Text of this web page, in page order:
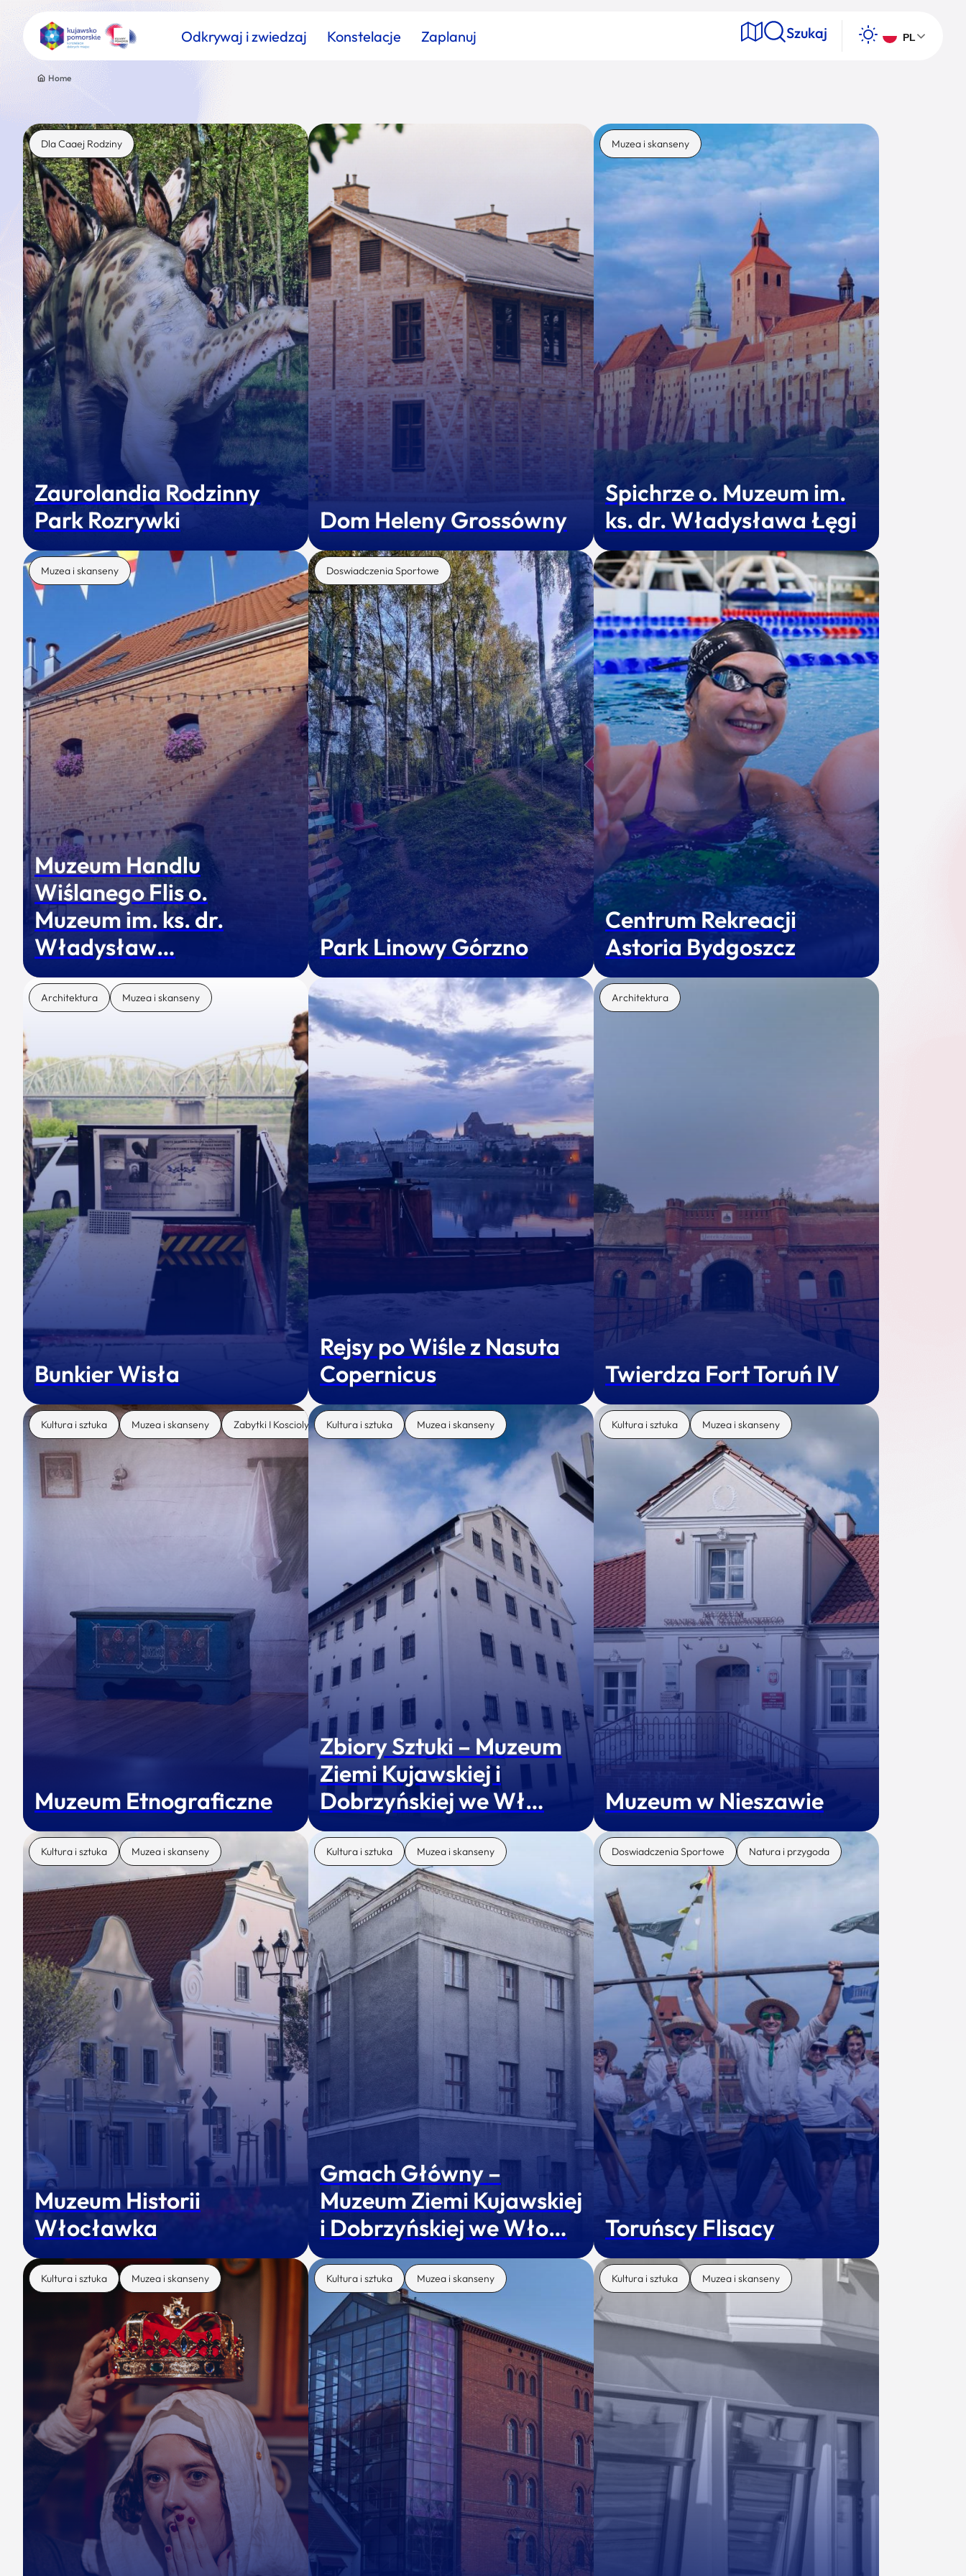
Odkrywaj i zwiedzaj Konstelacje Zaplanuj Szukaj PL
Znajdź atrakcję
Nazwa atrakcji Miasto
Home
Dla Caaej Rodziny
Zaurolandia Rodzinny
Park Rozrywki
Dom Heleny Grossówny
Muzea i skanseny
Spichrze o. Muzeum im.
ks. dr. Władysława Łęgi
Muzea i skanseny
Muzeum Handlu
Wiślanego Flis o.
Muzeum im. ks. dr.
Władysław…
Doswiadczenia Sportowe
Park Linowy Górzno
Centrum Rekreacji
Astoria Bydgoszcz
Architektura Muzea i skanseny
Bunkier Wisła
Rejsy po Wiśle z Nasuta
Copernicus
Architektura
Twierdza Fort Toruń IV
Kultura i sztuka Muzea i skanseny Zabytki I Koscioly
Muzeum Etnograficzne
Kultura i sztuka Muzea i skanseny
Zbiory Sztuki – Muzeum
Ziemi Kujawskiej i
Dobrzyńskiej we Wł…
Kultura i sztuka Muzea i skanseny
Muzeum w Nieszawie
Kultura i sztuka Muzea i skanseny
Muzeum Historii
Włocławka
Kultura i sztuka Muzea i skanseny
Gmach Główny –
Muzeum Ziemi Kujawskiej
i Dobrzyńskiej we Wło…
Doswiadczenia Sportowe Natura i przygoda
Toruńscy Flisacy
Kultura i sztuka Muzea i skanseny Kultura i sztuka Muzea i skanseny Kultura i sztuka Muzea i skanseny